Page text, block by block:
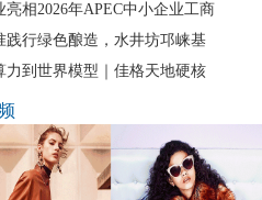
亮相2026年APEC中小企业工商
践行绿色酿造，水井坊邛崃基
力到世界模型｜佳格天地硬核